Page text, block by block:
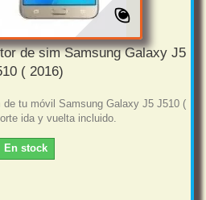
de sim Samsung Galaxy J5
( 2016)
tu móvil Samsung Galaxy J5 J510 (
ida y vuelta incluido.
En stock